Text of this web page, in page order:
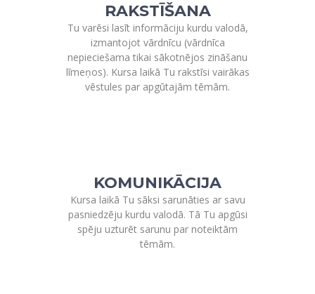
RAKSTĪŠANA
Tu varēsi lasīt informāciju kurdu valodā,
izmantojot vārdnīcu (vārdnīca
nepieciešama tikai sākotnējos zināšanu
līmeņos). Kursa laikā Tu rakstīsi vairākas
vēstules par apgūtajām tēmām.
KOMUNIKĀCIJA
Kursa laikā Tu sāksi sarunāties ar savu
pasniedzēju kurdu valodā. Tā Tu apgūsi
spēju uzturēt sarunu par noteiktām
tēmām.